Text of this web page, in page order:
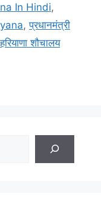
In Hindi,
,प्रधानमंत्री
हरियाणा शौचालय